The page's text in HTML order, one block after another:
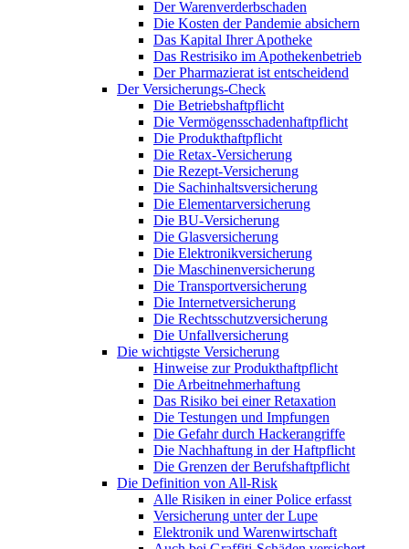
Der Warenverderbschaden
Die Kosten der Pandemie absichern
Das Kapital Ihrer Apotheke
Das Restrisiko im Apothekenbetrieb
Der Pharmazierat ist entscheidend
Der Versicherungs-Check
Die Betriebshaftpflicht
Die Vermögensschadenhaftpflicht
Die Produkthaftpflicht
Die Retax-Versicherung
Die Rezept-Versicherung
Die Sachinhaltsversicherung
Die Elementarversicherung
Die BU-Versicherung
Die Glasversicherung
Die Elektronikversicherung
Die Maschinenversicherung
Die Transportversicherung
Die Internetversicherung
Die Rechtsschutzversicherung
Die Unfallversicherung
Die wichtigste Versicherung
Hinweise zur Produkthaftpflicht
Die Arbeitnehmerhaftung
Das Risiko bei einer Retaxation
Die Testungen und Impfungen
Die Gefahr durch Hackerangriffe
Die Nachhaftung in der Haftpflicht
Die Grenzen der Berufshaftpflicht
Die Definition von All-Risk
Alle Risiken in einer Police erfasst
Versicherung unter der Lupe
Elektronik und Warenwirtschaft